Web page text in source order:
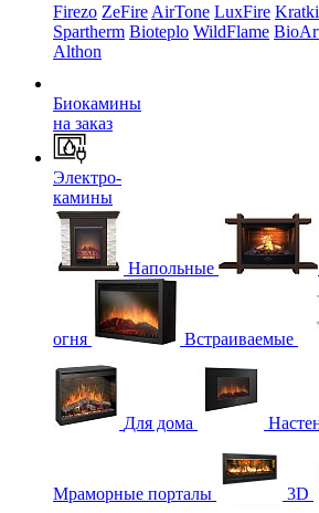
Firezo ZeFire AirTone LuxFire Kratki
Spartherm Bioteplo WildFlame
Althon
Биокамины
на заказ
Электро-
камины
Напольные
огня Встраиваемые
Для дома
Мраморные порталы 3D